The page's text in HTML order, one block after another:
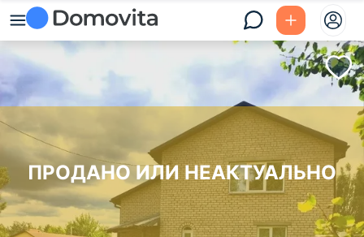
ПРОДАНО ИЛИ НЕАКТУАЛЬНО